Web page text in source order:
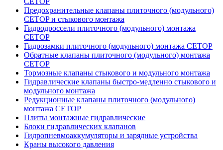
Предохранительные клапаны плиточного (модульного)
CETOP и стыкового монтажа
Гидродроссели плиточного (модульного) монтажа
CETOP
Гидрозамки плиточного (модульного) монтажа CETOP
Обратные клапаны плиточного (модульного) монтажа
CETOP
Тормозные клапаны стыкового и модульного монтажа
Гидравлические клапаны быстро-медленно стыкового и
модульного монтажа
Редукционные клапаны плиточного (модульного)
монтажа CETOP
Плиты монтажные гидравлические
Блоки гидравлических клапанов
Гидропневмоаккумуляторы и зарядные устройства
Краны высокого давления